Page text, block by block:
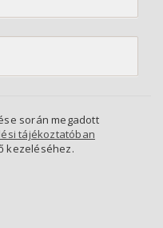
során megadott
tájékoztatóban
kezeléséhez.